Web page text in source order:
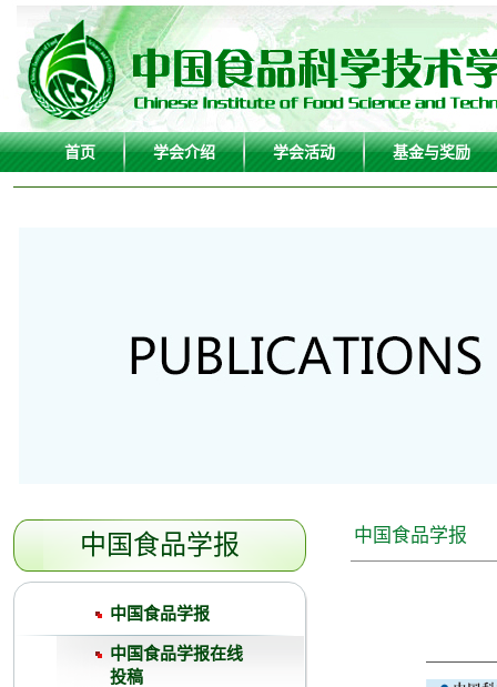
首页 学会介绍 学会活动 基金与奖励
中国食品学报
中国食品学报
中国食品学报在线
投稿
中国食品学报